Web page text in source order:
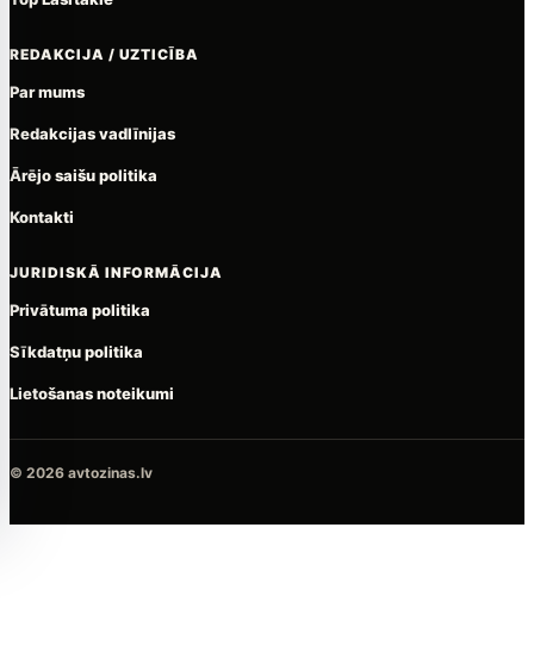
REDAKCIJA / UZTICĪBA
Par mums
Redakcijas vadlīnijas
Ārējo saišu politika
Kontakti
JURIDISKĀ INFORMĀCIJA
Privātuma politika
Sīkdatņu politika
Lietošanas noteikumi
© 2026 avtozinas.lv